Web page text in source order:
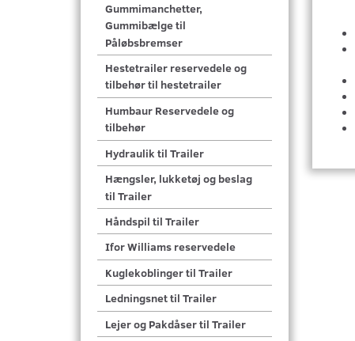
Gummimanchetter,
Gummibælge til
Påløbsbremser
Hestetrailer reservedele og
tilbehør til hestetrailer
Humbaur Reservedele og
tilbehør
Hydraulik til Trailer
Hængsler, lukketøj og beslag
til Trailer
Håndspil til Trailer
Ifor Williams reservedele
Kuglekoblinger til Trailer
Ledningsnet til Trailer
Lejer og Pakdåser til Trailer